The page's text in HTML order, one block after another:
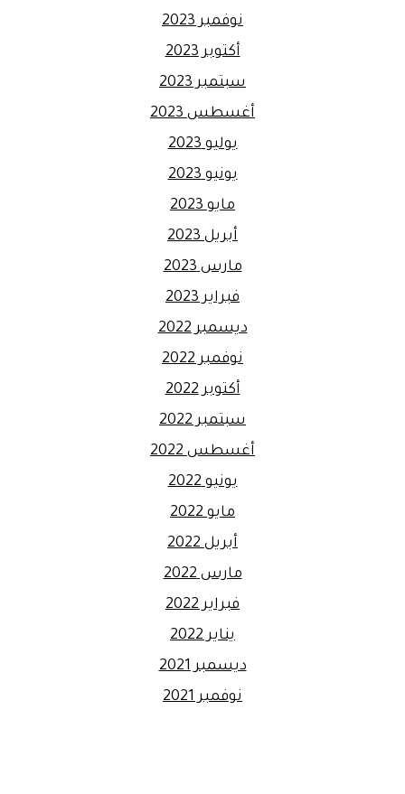
نوفمبر 2023
أكتوبر 2023
سبتمبر 2023
أغسطس 2023
يوليو 2023
يونيو 2023
مايو 2023
أبريل 2023
مارس 2023
فبراير 2023
ديسمبر 2022
نوفمبر 2022
أكتوبر 2022
سبتمبر 2022
أغسطس 2022
يونيو 2022
مايو 2022
أبريل 2022
مارس 2022
فبراير 2022
يناير 2022
ديسمبر 2021
نوفمبر 2021